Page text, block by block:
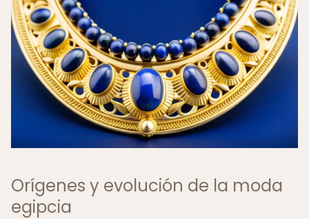
Orígenes y evolución de la moda
egipcia